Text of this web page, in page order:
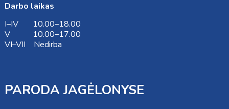
Darbo laikas
I–IV 10.00–18.00
V 10.00–17.00
VI–VII Nedirba
PARODA JAGĖLONYSE